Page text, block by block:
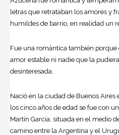
letras que retrataban los amores y
humildes de barrio, en realidad un
Fue una romántica también
amor estable ni nadie que la
desinteresada.
Nació en la ciudad de Buenos Aires
los cinco años de edad se fue con
Martín García, situada en el medio
camino entre la Argentina y el